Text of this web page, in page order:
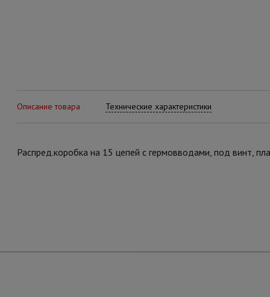
Описание товара Технические характеристики
Распред.коробка на 15 цепей с гермовводами, под винт,